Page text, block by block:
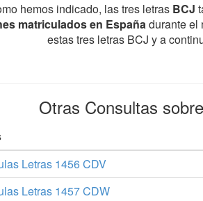
hemos indicado, las tres letras BCJ
matriculados en Españadurante el
estas tres letras BCJ y a
Otras Consultas
Letras 1456 CDV
Letras 1457 CDW